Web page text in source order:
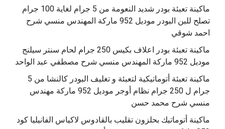
ماكينة تعبئة بودر شديد النعومة من 5 جرام لغاية 100 جرام
تصلح للبن البودر موديل 952 ماركة المهندس منسي شرح
احمد شوقي
ماكينة تعبئة بودر اعلاف بكيس 250 جرام لحام سنتر سيلنج
موديل 952 ماركة المهندس منسي شرح مصطفي عبد الواحد
ماكينة تعبئة أتوماتيكية لتعبئة و تغليف البودر كالنشا من 5
جرام ل 250 جرام نظام أوجر موديل 952 ماركة مهندس
منسي شرح محمد حسن
‫ماكينة أتوماتيك بحلزون تقليب بالقادوس لاكياس الفانيليا كود